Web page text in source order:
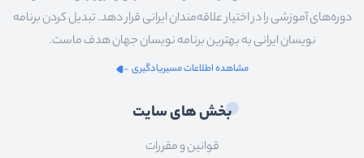
دوره‌های آموزشی را در اختیار علاقه‌مندان ایرانی قرار دهد. تبدیل کردن برنامه
نویسان ایرانی به بهترین برنامه نویسان جهان هدف ماست.
مشاهده اطلاعات مسیریادگیری
بخش های سایت
قوانین و مقررات